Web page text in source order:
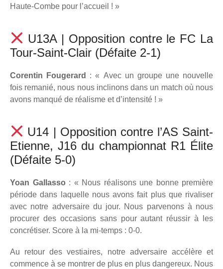
Haute-Combe pour l’accueil ! »
U13A | Opposition contre le FC La
Tour-Saint-Clair (Défaite 2-1)
Corentin Fougerard : « Avec un groupe une nouvelle
fois remanié, nous nous inclinons dans un match où nous
avons manqué de réalisme et d’intensité ! »
U14 | Opposition contre l’AS Saint-
Etienne, J16 du championnat R1 Élite
(Défaite 5-0)
Yoan Gallasso : « Nous réalisons une bonne première
période dans laquelle nous avons fait plus que rivaliser
avec notre adversaire du jour. Nous parvenons à nous
procurer des occasions sans pour autant réussir à les
concrétiser. Score à la mi-temps : 0-0.
Au retour des vestiaires, notre adversaire accélère et
commence à se montrer de plus en plus dangereux. Nous